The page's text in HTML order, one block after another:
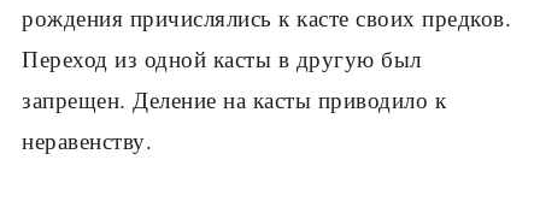
рождения причислялись к касте своих предков.
Переход из одной касты в другую был
запрещен. Деление на касты приводило к
неравенству.